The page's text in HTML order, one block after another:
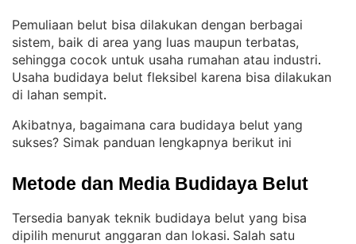
Pemuliaan belut bisa dilakukan dengan berbagai
sistem, baik di area yang luas maupun terbatas,
sehingga cocok untuk usaha rumahan atau industri
Usaha budidaya belut fleksibel karena bisa dilakukan
di lahan sempit.
Akibatnya, bagaimana cara budidaya belut yang
sukses? Simak panduan lengkapnya berikut ini
Metode dan Media Budidaya Belut
Tersedia banyak teknik budidaya belut yang bisa
dipilih menurut anggaran dan lokasi. Salah satu